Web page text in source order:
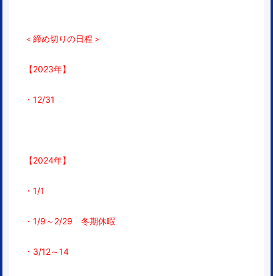
＜締め切りの日程＞
【2023年】
・12/31
【2024年】
・1/1
・1/9～2/29 冬期休暇
・3/12～14